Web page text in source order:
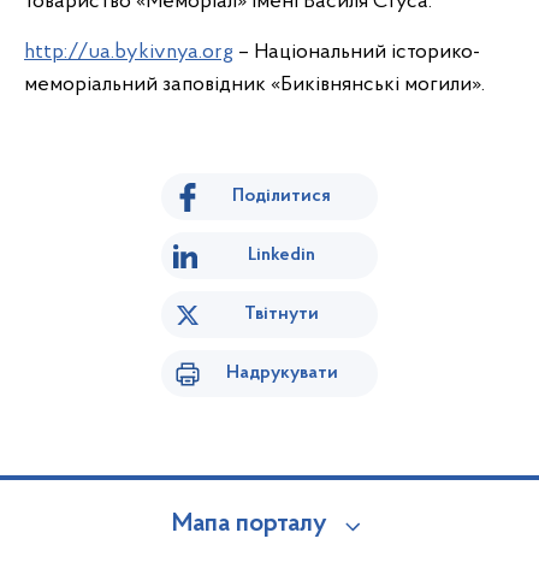
http://ua.bykivnya.org – Національний історико-
меморіальний заповідник «Биківнянські могили».
Поділитися
Linkedin
Твітнути
Надрукувати
Мапа порталу